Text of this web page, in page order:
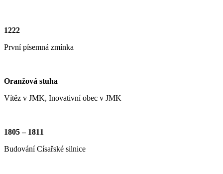
1222
První písemná zmínka
Oranžová stuha
Vítěz v JMK, Inovativní obec v JMK
1805 – 1811
Budování Císařské silnice